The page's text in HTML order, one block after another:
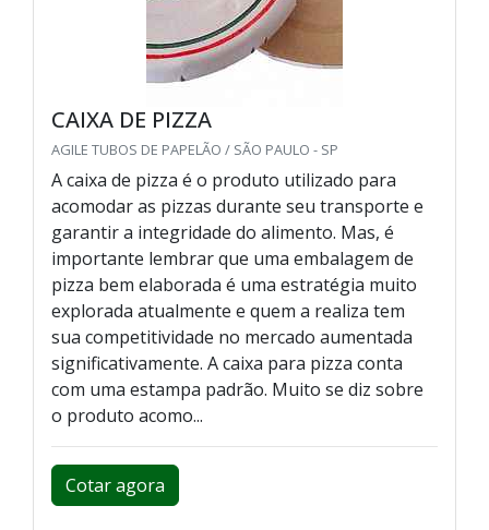
CAIXA DE PIZZA
AGILE TUBOS DE PAPELÃO / SÃO PAULO - SP
A caixa de pizza é o produto utilizado para
acomodar as pizzas durante seu transporte e
garantir a integridade do alimento. Mas, é
importante lembrar que uma embalagem de
pizza bem elaborada é uma estratégia muito
explorada atualmente e quem a realiza tem
sua competitividade no mercado aumentada
significativamente. A caixa para pizza conta
com uma estampa padrão. Muito se diz sobre
o produto acomo...
Cotar agora